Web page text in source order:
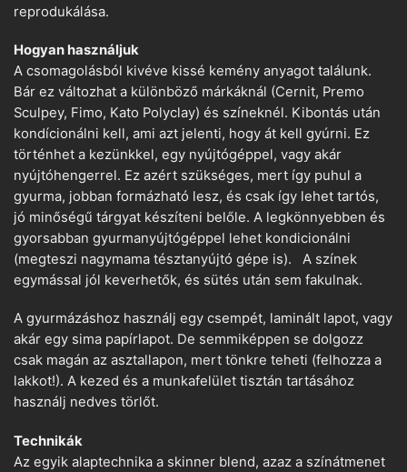
reprodukálása.
Hogyan használjuk
A csomagolásból kivéve kissé kemény anyagot találunk.
Bár ez változhat a különböző márkáknál (Cernit, Premo
Sculpey, Fimo, Kato Polyclay) és színeknél. Kibontás után
kondícionálni kell, ami azt jelenti, hogy át kell gyúrni. Ez
történhet a kezünkkel, egy nyújtógéppel, vagy akár
nyújtóhengerrel. Ez azért szükséges, mert így puhul a
gyurma, jobban formázható lesz, és csak így lehet tartós,
jó minőségű tárgyat készíteni belőle. A legkönnyebben és
gyorsabban gyurmanyújtógéppel lehet kondicionálni
(megteszi nagymama tésztanyújtó gépe is). A színek
egymással jól keverhetők, és sütés után sem fakulnak.
A gyurmázáshoz használj egy csempét, laminált lapot, vagy
akár egy sima papírlapot. De semmiképpen se dolgozz
csak magán az asztallapon, mert tönkre teheti (felhozza a
lakkot!). A kezed és a munkafelület tisztán tartásához
használj nedves törlőt.
Technikák
Az egyik alaptechnika a skinner blend, azaz a színátmenet